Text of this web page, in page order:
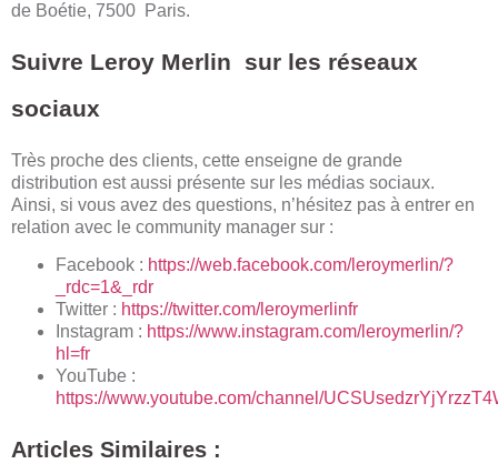
de Boétie, 7500 Paris.
Suivre Leroy Merlin sur les réseaux
sociaux
Très proche des clients, cette enseigne de grande
distribution est aussi présente sur les médias sociaux.
Ainsi, si vous avez des questions, n’hésitez pas à entrer en
relation avec le community manager sur :
Facebook : https://web.facebook.com/leroymerlin/?
_rdc=1&_rdr
Twitter : https://twitter.com/leroymerlinfr
Instagram : https://www.instagram.com/leroymerlin/?
hl=fr
YouTube :
https://www.youtube.com/channel/
Articles Similaires :